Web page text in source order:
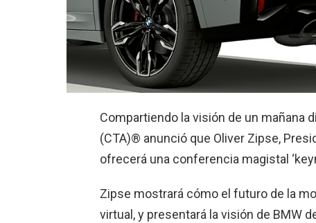
Compartiendo la visión de un mañana
(CTA)® anunció que Oliver Zipse,
ofrecerá una conferencia magistal
Zipse mostrará cómo el futuro de la
virtual, y presentará la visión de BMW